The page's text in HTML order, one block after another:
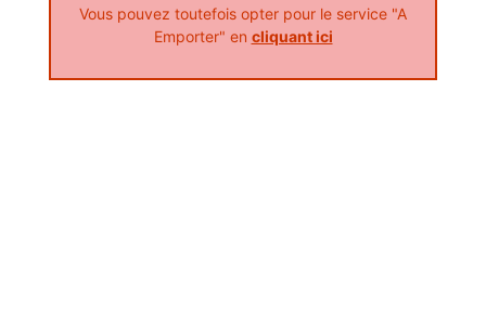
Nos Tacos
Vous pouvez toutefois opter pour le service "A
Emporter" en cliquant ici